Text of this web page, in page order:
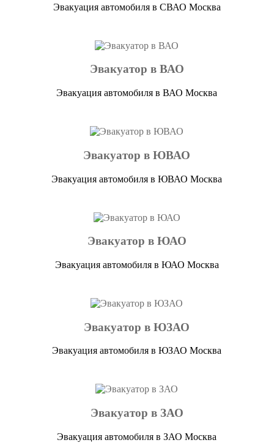
Эвакуация автомобиля в СВАО Москва
Эвакуатор в ВАО
Эвакуация автомобиля в ВАО Москва
Эвакуатор в ЮВАО
Эвакуация автомобиля в ЮВАО Москва
Эвакуатор в ЮАО
Эвакуация автомобиля в ЮАО Москва
Эвакуатор в ЮЗАО
Эвакуация автомобиля в ЮЗАО Москва
Эвакуатор в ЗАО
Эвакуация автомобиля в ЗАО Москва